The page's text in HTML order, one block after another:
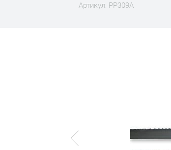
Артикул: PP309A